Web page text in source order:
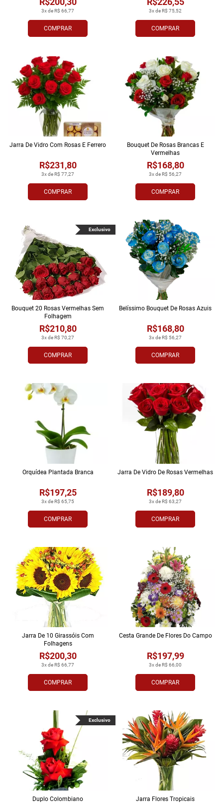
COMPRAR
3x de R$ 66,77
COMPRAR
3x de R$ 75,52
COMPRAR
3x de R$ 77,27
R$231,80
Jarra De Vidro Com Rosas E Ferrero
COMPRAR
3x de R$ 56,27
R$168,80
Bouquet De Rosas Brancas E
Vermelhas
COMPRAR
3x de R$ 70,27
R$210,80
Bouquet 20 Rosas Vermelhas Sem
Folhagem
Exclusivo
COMPRAR
3x de R$ 56,27
R$168,80
Belíssimo Bouquet De Rosas Azuis
COMPRAR
3x de R$ 65,75
R$197,25
Orquídea Plantada Branca
COMPRAR
3x de R$ 63,27
R$189,80
Jarra De Vidro De Rosas Vermelhas
COMPRAR
3x de R$ 66,77
R$200,30
Jarra De 10 Girassóis Com
Folhagens
COMPRAR
3x de R$ 66,00
R$197,99
Cesta Grande De Flores Do Campo
Duplo Colombiano
Exclusivo
Jarra Flores Tropi­cais